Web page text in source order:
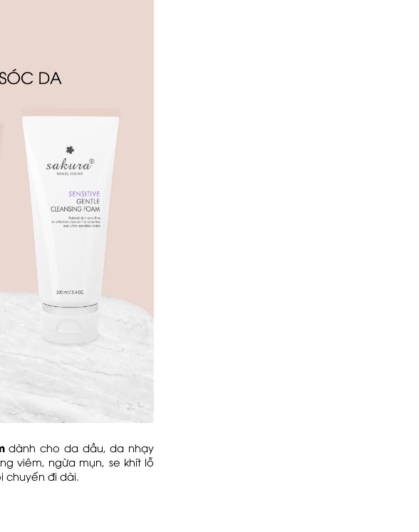
dành cho da dầu, da nhạy
viêm, ngừa mụn, se khít lỗ
chuyến đi dài.